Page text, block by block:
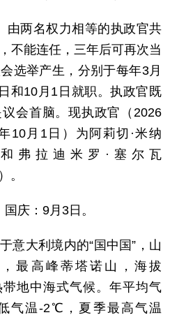
由两名权力相等的执政官共
不能连任，三年后可再次当
选举产生，分别于每年3月
和10月1日就职。执政官既
会首脑。现执政官（2026
10月1日）为阿莉切·米纳
和弗拉迪米罗·塞尔瓦
。
庆：9月3日。
意大利境内的“国中国”，山
最高峰蒂塔诺山，海拔
地中海式气候。年平均气
气温-2℃，夏季最高气温